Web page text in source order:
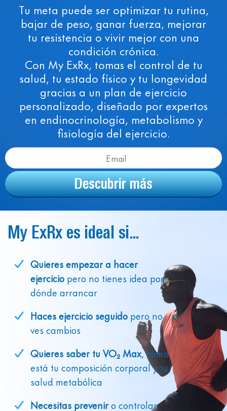
Tu meta puede ser optimizar tu rutina,
bajar de peso, ganar fuerza, mejorar
tu resistencia o vivir mejor con una
condición crónica.
Con My ExRx, tomas el control de tu
salud, tu estado físico y tu longevidad
gracias a un plan de ejercicio
personalizado, diseñado por expertos
en endinocrinología, metabolismo y
fisiología del ejercicio.
Descubrir más
My ExRx es ideal si...
Quieres empezar a hacer
ejercicio pero no tienes idea por
dónde arrancar
Haces ejercicio seguido pero no
ves cambios
Quieres saber tu VO₂ Max, cómo
está tu composición corporal y tu
salud metabólica
Necesitas preveniro controlar